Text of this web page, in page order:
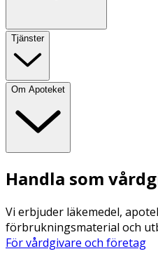
Tjänster
Om Apoteket
Handla som
Vi erbjuder läkemedel,
förbrukningsmaterial och
För vårdgivare och företag